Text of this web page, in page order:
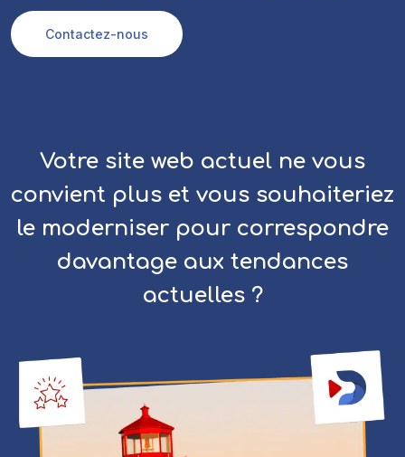
Contactez-nous
Votre site web actuel ne vous
convient plus et vous souhaiteriez
le moderniser pour correspondre
davantage aux tendances
actuelles?